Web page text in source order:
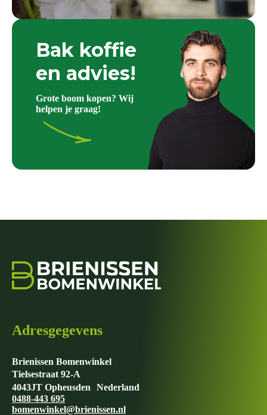
Bak koffie
en advies!
Grote boom kopen? Wij
helpen je graag!
Adresgegevens
Brienissen Bomenwinkel
Tielsestraat 92-A
4043JT Opheusden Nederland
0488-443 695
bomenwinkel@brienissen.nl